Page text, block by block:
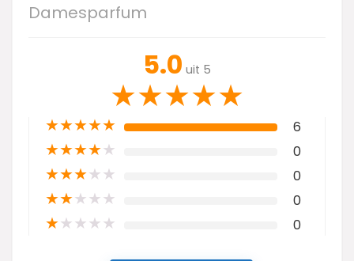
Damesparfum
5.0 uit 5
★★★★★
★★★★★ 6
★★★★★ 0
★★★★★ 0
★★★★★ 0
★★★★★ 0